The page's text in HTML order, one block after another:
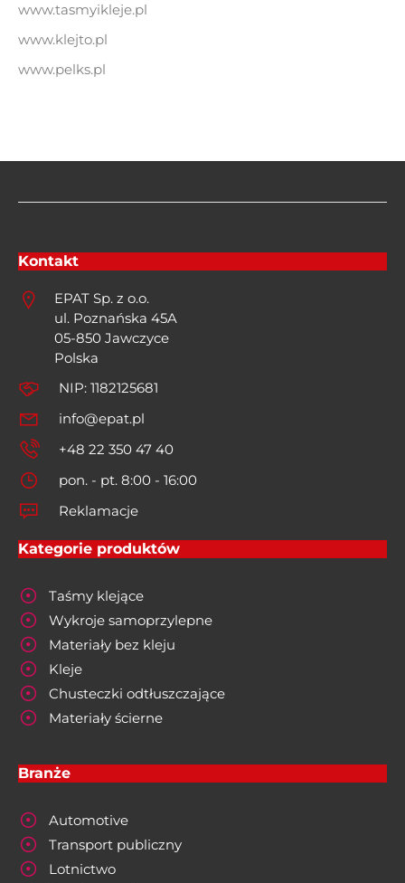
www.tasmyikleje.pl
www.klejto.pl
www.pelks.pl
Kontakt
EPAT Sp. z o.o.
ul. Poznańska 45A
05-850 Jawczyce
Polska
NIP: 1182125681
info@epat.pl
+48 22 350 47 40
pon. - pt. 8:00 - 16:00
Reklamacje
Kategorie produktów
Taśmy klejące
Wykroje samoprzylepne
Materiały bez kleju
Kleje
Chusteczki odtłuszczające
Materiały ścierne
Branże
Automotive
Transport publiczny
Lotnictwo